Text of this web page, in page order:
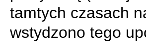
tamtych czasach
wstydzono tego